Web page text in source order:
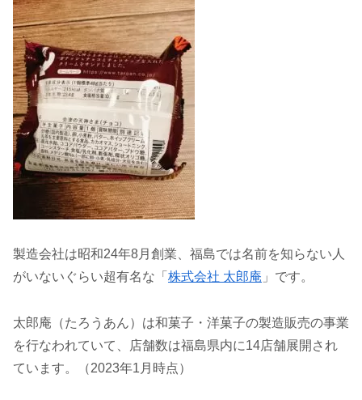
製造会社は昭和24年8月創業、福島では名前を知らない人
がいないぐらい超有名な「 株式会社 太郎庵 」です。
太郎庵（たろうあん）は和菓子・洋菓子の製造販売の事業
を行なわれていて、店舗数は福島県内に14店舗展開され
ています。（2023年1月時点）